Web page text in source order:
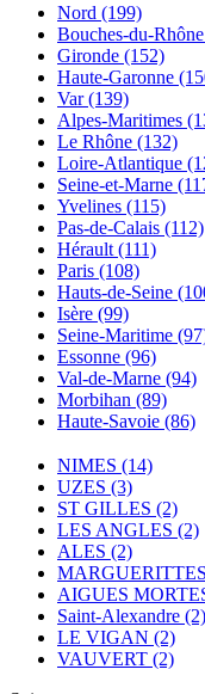
Nord (199)
Bouches-du-Rhône
Gironde (152)
Haute-Garonne
Var(139)
Alpes-Maritimes
Le Rhône (132)
Loire-Atlantique
Seine-et-Marne
Yvelines (115)
Pas-de-Calais (112)
Hérault (111)
Paris (108)
Hauts-de-Seine
Isère (99)
Seine-Maritime
Essonne (96)
Val-de-Marne (94)
Morbihan (89)
Haute-Savoie (86)
NIMES (14)
UZES (3)
ST GILLES (2)
LES ANGLES (2)
ALES (2)
MARGUERITTES
AIGUES
Saint-Alexandre (2)
LE VIGAN (2)
VAUVERT (2)